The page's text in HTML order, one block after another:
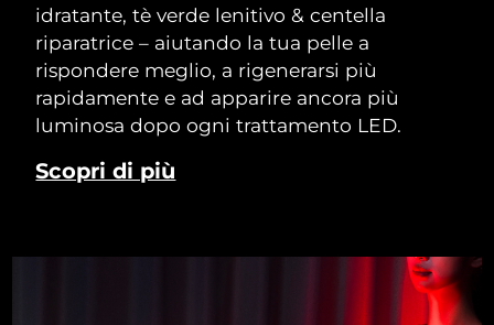
idratante, tè verde lenitivo & centella
riparatrice – aiutando la tua pelle a
rispondere meglio, a rigenerarsi più
rapidamente e ad apparire ancora più
luminosa dopo ogni trattamento LED.
Scopri di più